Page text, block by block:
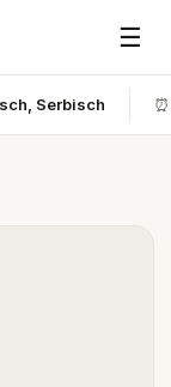
☰
Serbisch ⏰